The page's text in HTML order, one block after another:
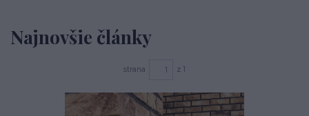
Najnovšie články
strana z 1